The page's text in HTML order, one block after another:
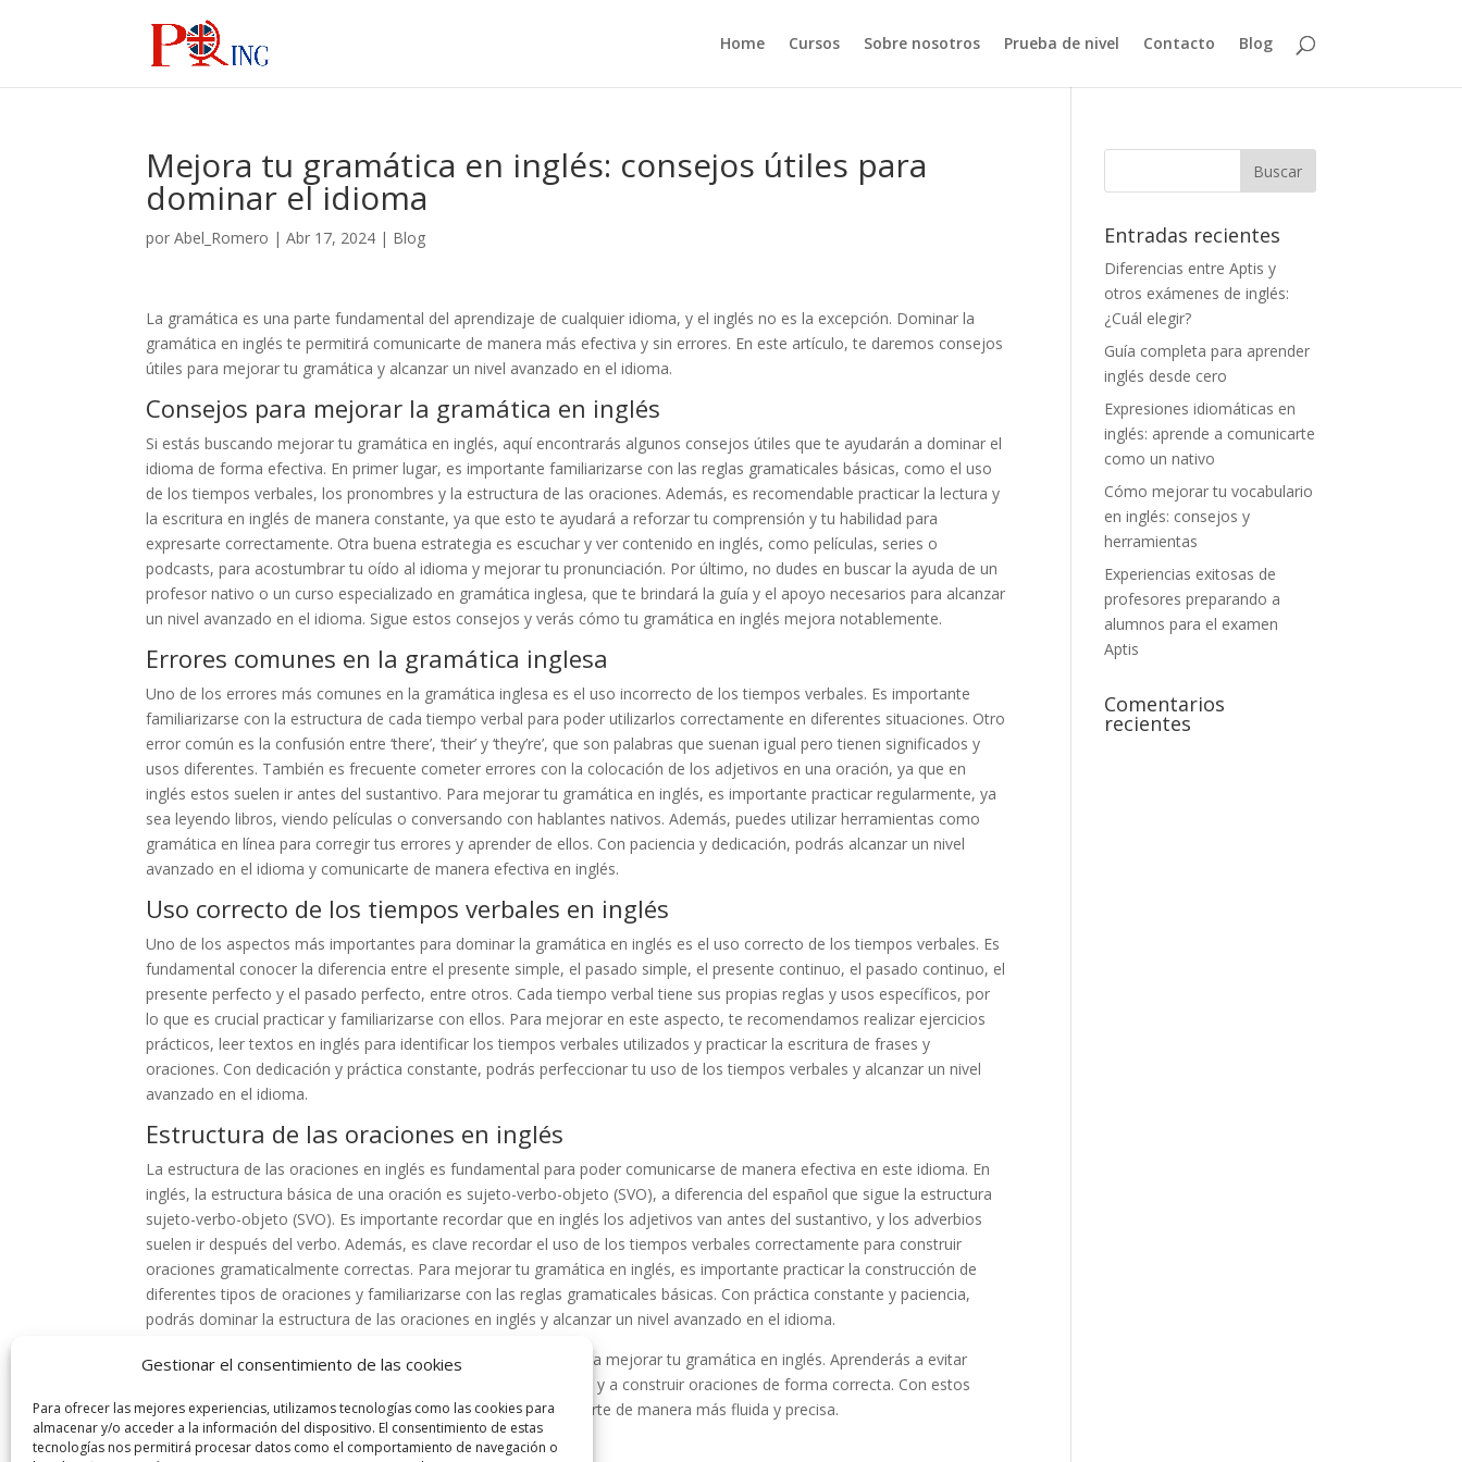
Gestionar el consentimiento de las cookies
Para ofrecer las mejores experiencias, utilizamos tecnologías como las cookies para
almacenar y/o acceder a la información del dispositivo. El consentimiento de estas
tecnologías nos permitirá procesar datos como el comportamiento de navegación o
Home Cursos Sobre nosotros Prueba de nivel Contacto Blog
Mejora tu gramática en inglés: consejos útiles para
dominar el idioma
porAbel_Romero |Abr 17, 2024 | Blog
La gramática es una parte fundamental del aprendizaje de cualquier idioma, y el inglés no es la excepción. Dominar la
gramática en inglés te permitirá comunicarte de manera más efectiva y sin errores. En este artículo, te daremos consejos
útiles para mejorar tu gramática y alcanzar un nivel avanzado en el idioma.
Consejos para mejorar la gramática en inglés
Si estás buscando mejorar tu gramática en inglés, aquí encontrarás algunos consejos útiles que te ayudarán a dominar el
idioma de forma efectiva. En primer lugar, es importante familiarizarse con las reglas gramaticales básicas, como el uso
de los tiempos verbales, los pronombres y la estructura de las oraciones. Además, es recomendable practicar la lectura y
la escritura en inglés de manera constante, ya que esto te ayudará a reforzar tu comprensión y tu habilidad para
expresarte correctamente. Otra buena estrategia es escuchar y ver contenido en inglés, como películas, series o
podcasts, para acostumbrar tu oído al idioma y mejorar tu pronunciación. Por último, no dudes en buscar la ayuda de un
profesor nativo o un curso especializado en gramática inglesa, que te brindará la guía y el apoyo necesarios para alcanzar
un nivel avanzado en el idioma. Sigue estos consejos y verás cómo tu gramática en inglés mejora notablemente.
Errores comunes en la gramática inglesa
Uno de los errores más comunes en la gramática inglesa es el uso incorrecto de los tiempos verbales. Es importante
familiarizarse con la estructura de cada tiempo verbal para poder utilizarlos correctamente en diferentes situaciones. Otro
error común es la confusión entre ‘there’, ‘their’ y ‘they’re’, que son palabras que suenan igual pero tienen significados y
usos diferentes. También es frecuente cometer errores con la colocación de los adjetivos en una oración, ya que en
inglés estos suelen ir antes del sustantivo. Para mejorar tu gramática en inglés, es importante practicar regularmente, ya
sea leyendo libros, viendo películas o conversando con hablantes nativos. Además, puedes utilizar herramientas como
gramática en línea para corregir tus errores y aprender de ellos. Con paciencia y dedicación, podrás alcanzar un nivel
avanzado en el idioma y comunicarte de manera efectiva en inglés.
Uso correcto de los tiempos verbales en inglés
Uno de los aspectos más importantes para dominar la gramática en inglés es el uso correcto de los tiempos verbales. Es
fundamental conocer la diferencia entre el presente simple, el pasado simple, el presente continuo, el pasado continuo, el
presente perfecto y el pasado perfecto, entre otros. Cada tiempo verbal tiene sus propias reglas y usos específicos, por
lo que es crucial practicar y familiarizarse con ellos. Para mejorar en este aspecto, te recomendamos realizar ejercicios
prácticos, leer textos en inglés para identificar los tiempos verbales utilizados y practicar la escritura de frases y
oraciones. Con dedicación y práctica constante, podrás perfeccionar tu uso de los tiempos verbales y alcanzar un nivel
avanzado en el idioma.
Estructura de las oraciones en inglés
La estructura de las oraciones en inglés es fundamental para poder comunicarse de manera efectiva en este idioma. En
inglés, la estructura básica de una oración es sujeto-verbo-objeto (SVO), a diferencia del español que sigue la estructura
sujeto-verbo-objeto (SVO). Es importante recordar que en inglés los adjetivos van antes del sustantivo, y los adverbios
suelen ir después del verbo. Además, es clave recordar el uso de los tiempos verbales correctamente para construir
oraciones gramaticalmente correctas. Para mejorar tu gramática en inglés, es importante practicar la construcción de
diferentes tipos de oraciones y familiarizarse con las reglas gramaticales básicas. Con práctica constante y paciencia,
podrás dominar la estructura de las oraciones en inglés y alcanzar un nivel avanzado en el idioma.
En este artículo, encontrarás consejos prácticos y efectivos para mejorar tu gramática en inglés. Aprenderás a evitar
errores comunes, a utilizar correctamente los tiempos verbales y a construir oraciones de forma correcta. Con estos
consejos, podrás avanzar en tu dominio del idioma y comunicarte de manera más fluida y precisa.
Entradas recientes
Diferencias entre Aptis y
otros exámenes de inglés:
¿Cuál elegir?
Guía completa para aprender
inglés desde cero
Expresiones idiomáticas en
inglés: aprende a comunicarte
como un nativo
Cómo mejorar tu vocabulario
en inglés: consejos y
herramientas
Experiencias exitosas de
profesores preparando a
alumnos para el examen
Aptis
Comentarios
recientes